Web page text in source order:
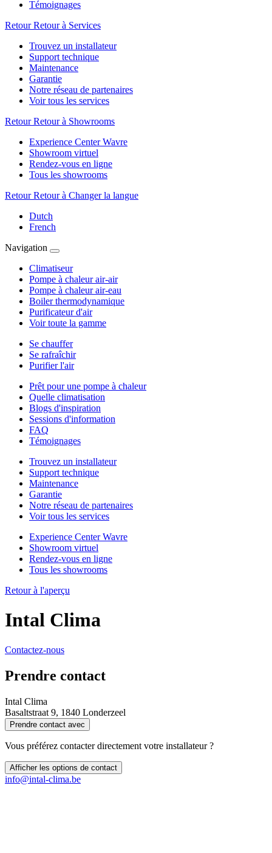
Témoignages
Retour Retour à Services
Trouvez un installateur
Support technique
Maintenance
Garantie
Notre réseau de partenaires
Voir tous les services
Retour Retour à Showrooms
Experience Center Wavre
Showroom virtuel
Rendez-vous en ligne
Tous les showrooms
Retour Retour à Changer la langue
Dutch
French
Navigation
Climatiseur
Pompe à chaleur air-air
Pompe à chaleur air-eau
Boiler thermodynamique
Purificateur d'air
Voir toute la gamme
Se chauffer
Se rafraîchir
Purifier l'air
Prêt pour une pompe à chaleur
Quelle climatisation
Blogs d'inspiration
Sessions d'information
FAQ
Témoignages
Trouvez un installateur
Support technique
Maintenance
Garantie
Notre réseau de partenaires
Voir tous les services
Experience Center Wavre
Showroom virtuel
Rendez-vous en ligne
Tous les showrooms
Retour à l'aperçu
Intal Clima
Contactez-nous
Prendre contact
Intal Clima
Basaltstraat 9, 1840 Londerzeel
Prendre contact avec
Vous préférez contacter directement votre installateur ?
Afficher les options de contact
info@intal-clima.be